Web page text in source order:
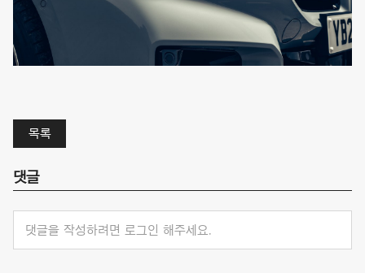
목록
댓글
댓글을 작성하려면 로그인 해주세요.